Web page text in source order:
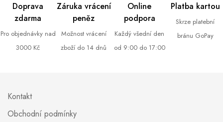
Doprava
zdarma
Pro objednávky nad
3000 Kč
Záruka vrácení
peněz
Možnost vrácení
zboží do 14 dnů
Online
podpora
Každý všední den
od 9:00 do 17:00
Platba kartou
Skrze platební
bránu GoPay
Kontakt
Obchodní podmínky